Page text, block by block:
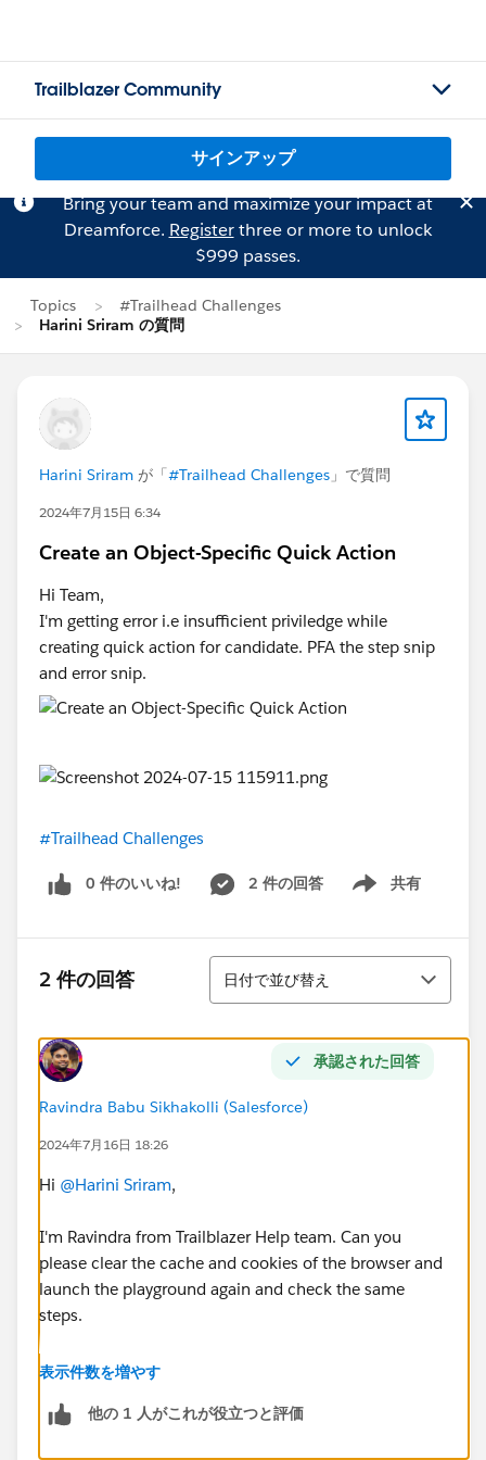
Trailblazer Community
サインアップ
Bring your team and maximize your impact at
Dreamforce. Registerthree or more to unlock
$999 passes.
Topics
#Trailhead Challenges
Harini Sriram の質問
Harini Sriram が「#Trailhead Challenges 」で質問
2024年7月15日 6:34
Create an Object-Specific Quick Action
Hi Team,
I'm getting error i.e insufficient priviledge while
creating quick action for candidate. PFA the step snip
and error snip.
#Trailhead Challenges
0 件のいいね! 2 件の回答 共有
Show menu
2 件の回答
並び替え
日付で並び替え
承認された回答
Ravindra Babu Sikhakolli (Salesforce)
2024年7月16日 18:26
Hi @Harini Sriram,
I'm Ravindra from Trailblazer Help team. Can you
please clear the cache and cookies of the browser and
launch the playground again and check the same
steps.
I hope this helps you!
Please feel free to mark my answer as best answer. So
表示件数を増やす
他の 1 人がこれが役立つと評価